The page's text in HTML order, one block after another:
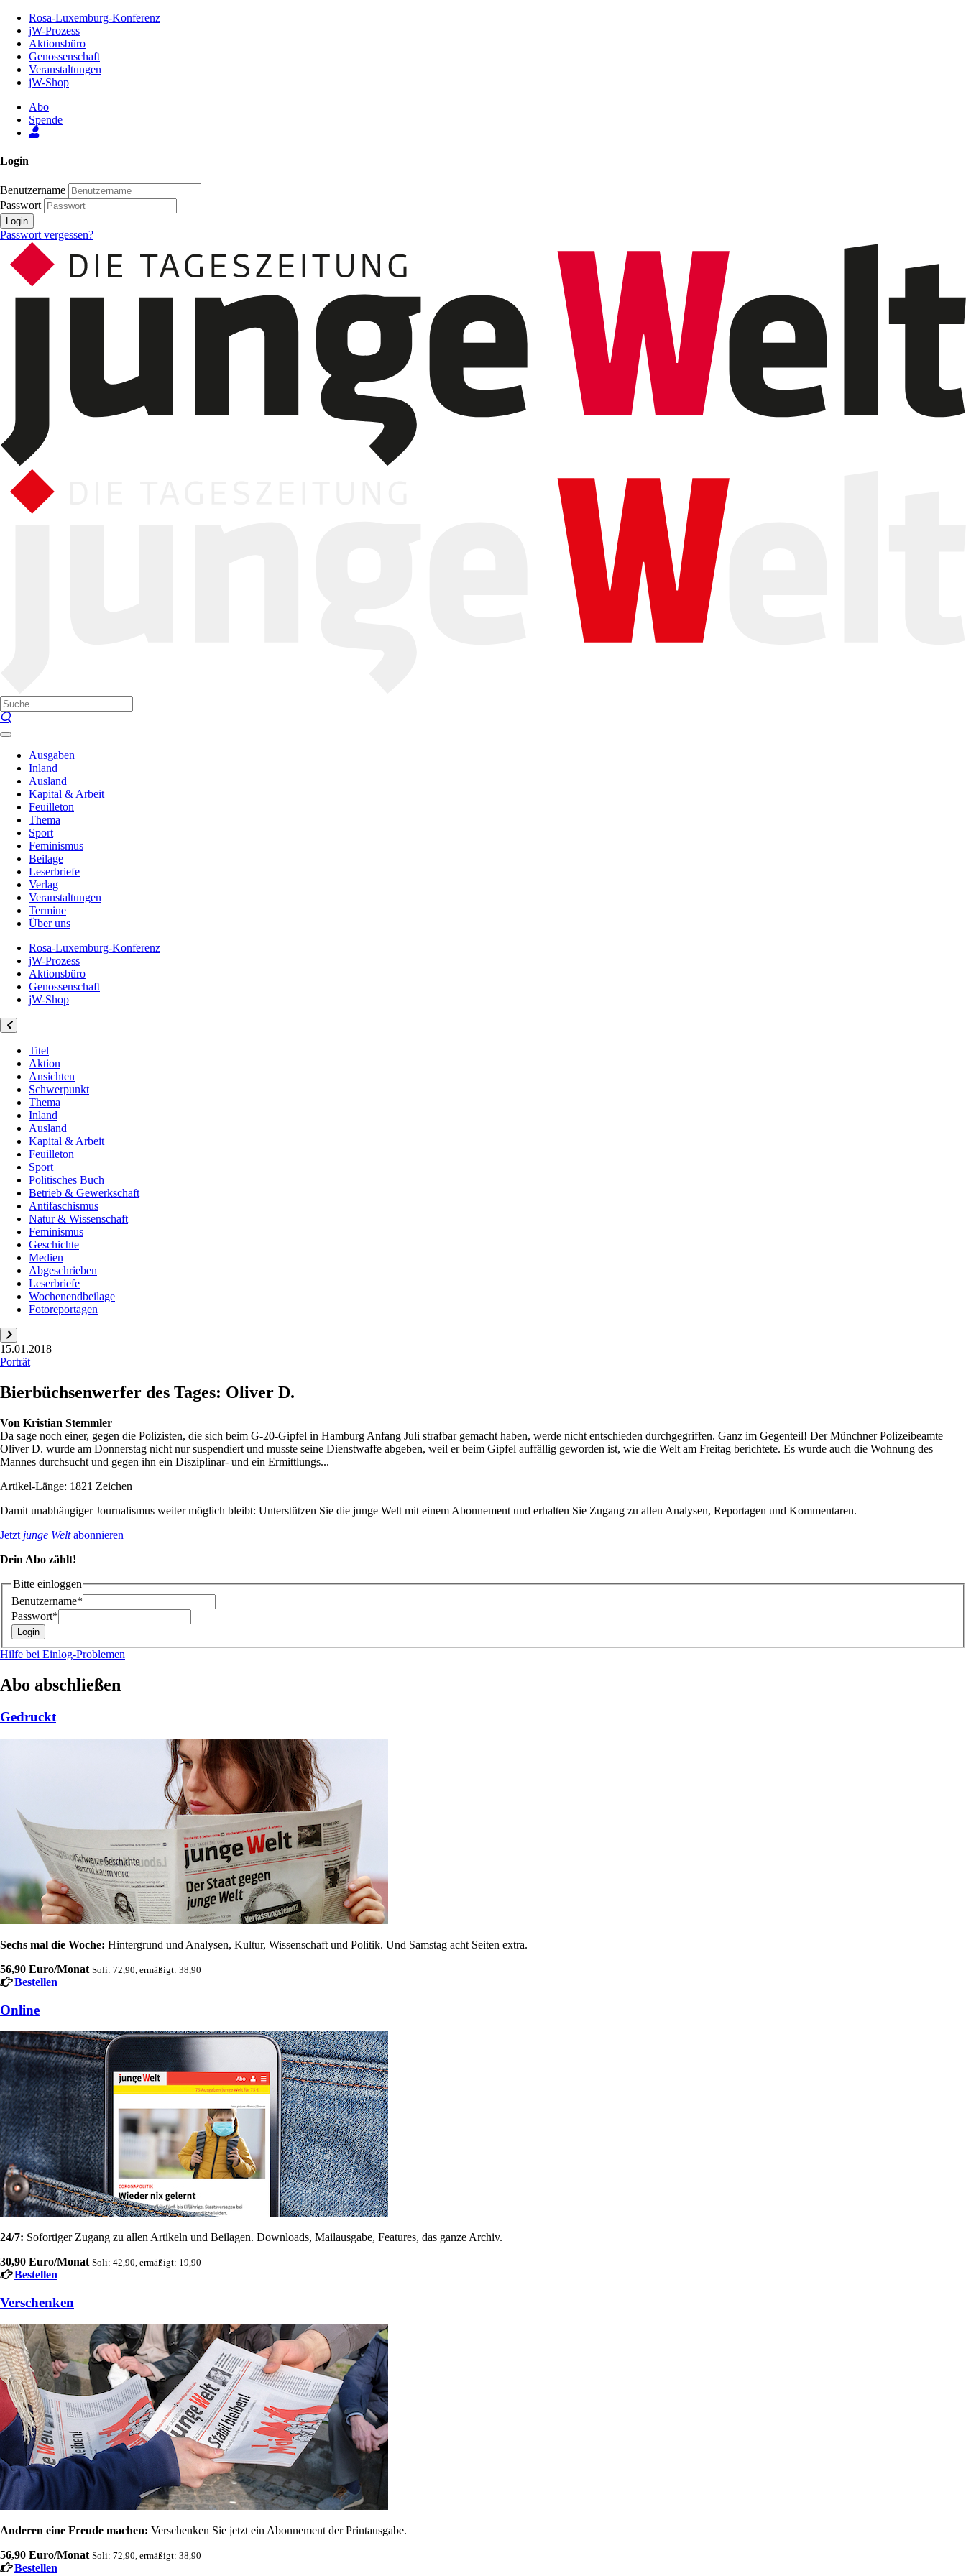
Inhalt
Seite
Rosa-Luxemburg-Konferenz
jW-Prozess
Aktionsbüro
Genossenschaft
Veranstaltungen
jW-Shop
Abo
Spende
Login
Benutzername
Passwort
Login
Passwort vergessen?
Ausgaben
Inland
Ausland
Kapital & Arbeit
Feuilleton
Thema
Sport
Feminismus
Beilage
Leserbriefe
Verlag
Veranstaltungen
Termine
Über uns
Rosa-Luxemburg-Konferenz
jW-Prozess
Aktionsbüro
Genossenschaft
jW-Shop
Titel
Aktion
Ansichten
Schwerpunkt
Thema
Inland
Ausland
Kapital & Arbeit
Feuilleton
Sport
Politisches Buch
Betrieb & Gewerkschaft
Antifaschismus
Natur & Wissenschaft
Feminismus
Geschichte
Medien
Abgeschrieben
Leserbriefe
Wochenendbeilage
Fotoreportagen
15.01.2018
Porträt
Bierbüchsenwerfer des Tages: Oliver D.
Von Kristian Stemmler
Da sage noch einer, gegen die Polizisten, die sich beim G-20-Gipfel in Hamburg Anfang Juli strafbar gemacht haben, werde nicht entschieden durchgegriffen. Ganz im Gegenteil! Der Münchner Polizeibeamte
Oliver D. wurde am Donnerstag nicht nur suspendiert und musste seine Dienstwaffe abgeben, weil er beim Gipfel auffällig geworden ist, wie die Welt am Freitag berichtete. Es wurde auch die Wohnung des
Mannes durchsucht und gegen ihn ein Disziplinar- und ein Ermittlungs...
Artikel-Länge: 1821 Zeichen
Damit unabhängiger Journalismus weiter möglich bleibt: Unterstützen Sie die junge Welt mit einem Abonnement und erhalten Sie Zugang zu allen Analysen, Reportagen und Kommentaren.
Jetzt junge Weltabonnieren
Dein Abo zählt!
Bitte einloggen
Benutzername*
Passwort*
Hilfe bei Einlog-Problemen
Abo abschließen
Gedruckt
Sechs mal die Woche: Hintergrund und Analysen, Kultur, Wissenschaft und Politik. Und Samstag acht Seiten extra.
56,90 Euro/Monat Soli: 72,90, ermäßigt: 38,90
Bestellen
Online
24/7: Sofortiger Zugang zu allen Artikeln und Beilagen. Downloads, Mailausgabe, Features, das ganze Archiv.
30,90 Euro/Monat Soli: 42,90, ermäßigt: 19,90
Bestellen
Verschenken
Anderen eine Freude machen: Verschenken Sie jetzt ein Abonnement der Printausgabe.
56,90 Euro/Monat Soli: 72,90, ermäßigt: 38,90
Bestellen